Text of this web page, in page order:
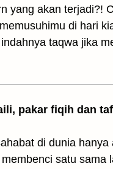
yang akan terjadi?!
di hari
taqwa jika
pakar fiqih dan
di dunia
satu sama